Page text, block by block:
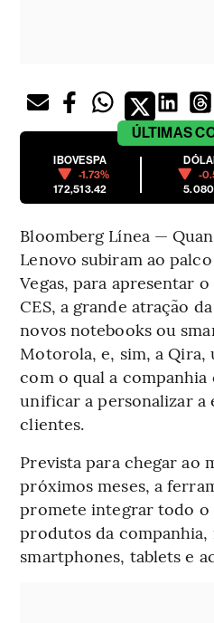
ÚLTIMAS
IBOVESPA
-1.73%
172,513.42
-
Bloomberg Línea —
Lenovo subiram ao
Vegas, para apresentar
CES, a grande atração
novos notebooks ou
Motorola, e, sim, a Qira,
com o qual a
unificar a personalizar a
clientes.
Prevista para chegar ao
próximos meses, a
promete integrar todo o
produtos da companhia,
smartphones, tablets e